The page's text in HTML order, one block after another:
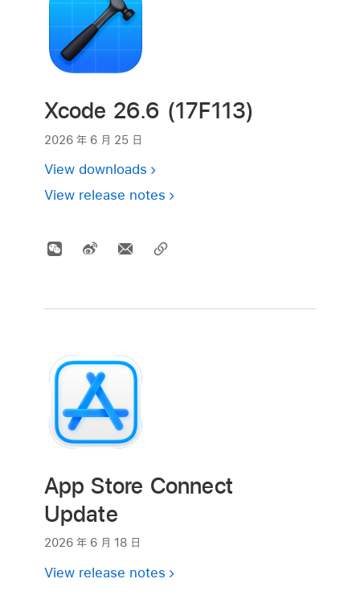
Xcode 26.6 (17F113)
2026 年 6 月 25 日
View downloads
View release notes
App Store Connect
Update
2026 年 6 月 18 日
View release notes